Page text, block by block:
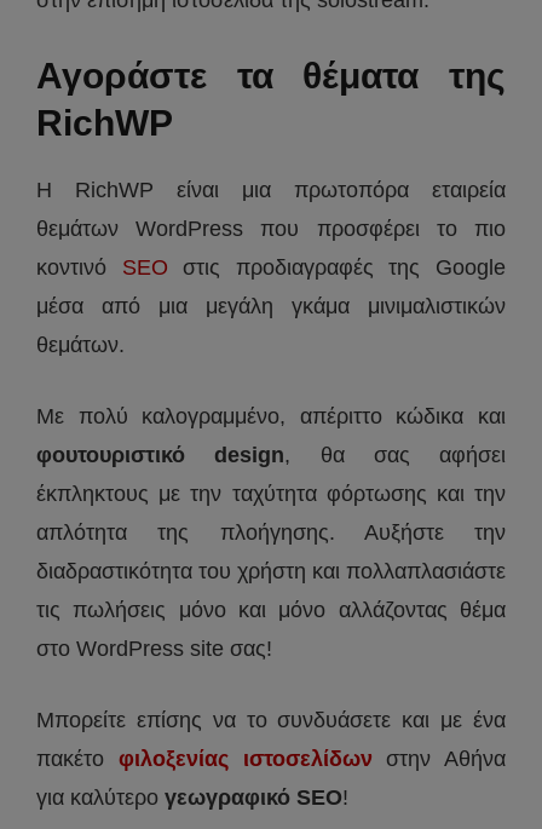
Αγοράστε τα θέματα της
RichWP
H RichWP είναι μια πρωτοπόρα εταιρεία
θεμάτων WordPress που προσφέρει το πιο
κοντινό SEO στις προδιαγραφές της Google
μέσα από μια μεγάλη γκάμα μινιμαλιστικών
θεμάτων.
Με πολύ καλογραμμένο, απέριττο κώδικα και
φουτουριστικό design, θα σας αφήσει
έκπληκτους με την ταχύτητα φόρτωσης και την
απλότητα της πλοήγησης. Αυξήστε την
διαδραστικότητα του χρήστη και πολλαπλασιάστε
τις πωλήσεις μόνο και μόνο αλλάζοντας θέμα
στο WordPress site σας!
Μπορείτε επίσης να το συνδυάσετε και με ένα
πακέτο φιλοξενίας ιστοσελίδων στην Αθήνα
για καλύτερο γεωγραφικό SEO!